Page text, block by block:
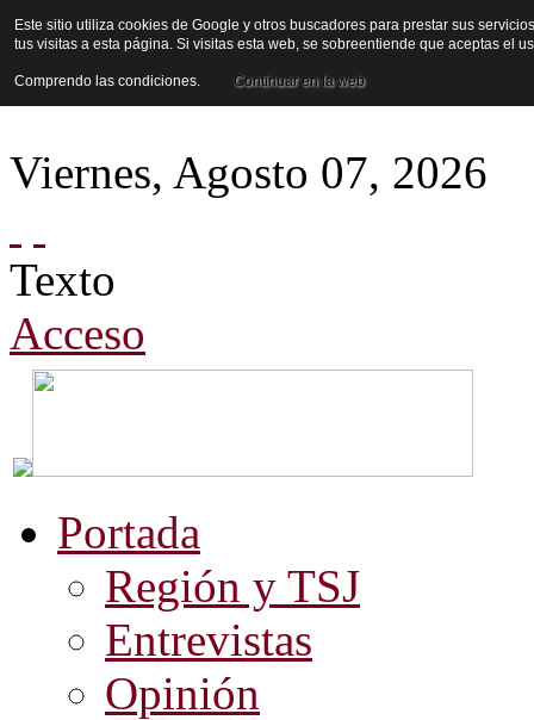
Viernes, Agosto 07, 2026
Texto
Acceso
Portada
Región y TSJ
Entrevistas
Opinión
Este sitio utiliza cookies de Google y otros buscadores para prestar sus
tus visitas a esta página. Si visitas esta web, se sobreentiende que aceptas el
Comprendo las condiciones. Continuar en la web